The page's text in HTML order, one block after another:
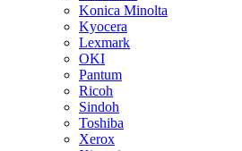
Konica Minolta
Kyocera
Lexmark
OKI
Pantum
Ricoh
Sindoh
Toshiba
Xerox